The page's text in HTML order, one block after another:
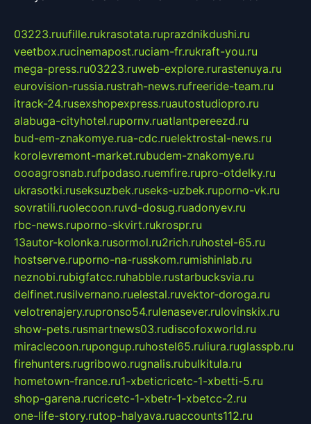
03223.ruufille.rukrasotata.ruprazdnikdushi.ru
veetbox.rucinemapost.ruciam-fr.rukraft-you.ru
mega-press.ru03223.ruweb-explore.rurastenuya.ru
eurovision-russia.rustrah-news.rufreeride-team.ru
itrack-24.rusexshopexpress.ruautostudiopro.ru
alabuga-cityhotel.rupornv.ruatlantpereezd.ru
bud-em-znakomye.rua-cdc.ruelektrostal-news.ru
korolevremont-market.rubudem-znakomye.ru
oooagrosnab.rufpodaso.ruemfire.rupro-otdelky.ru
ukrasotki.ruseksuzbek.ruseks-uzbek.ruporno-vk.ru
sovratili.ruolecoon.ruvd-dosug.ruadonyev.ru
rbc-news.ruporno-skvirt.rukrospr.ru
13autor-kolonka.rusormol.ru2rich.ruhostel-65.ru
hostserve.ruporno-na-russkom.rumishinlab.ru
neznobi.rubigfatcc.ruhabble.rustarbucksvia.ru
delfinet.rusilvernano.ruelestal.ruvektor-doroga.ru
velotrenajery.rupronso54.rulenasever.rulovinskix.ru
show-pets.rusmartnews03.rudiscofoxworld.ru
miraclecoon.rupongup.ruhostel65.ruliura.ruglasspb.ru
firehunters.rugribowo.rugnalis.rubulkitula.ru
hometown-france.ru1-xbeticricetc-1-xbetti-5.ru
shop-garena.rucricetc-1-xbetr-1-xbetcc-2.ru
one-life-story.rutop-halyava.ruaccounts112.ru